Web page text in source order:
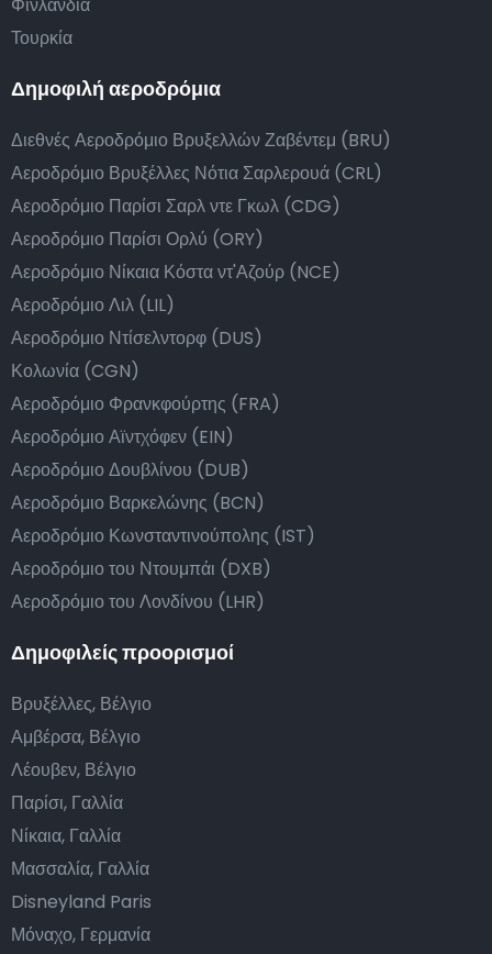
Τουρκία
Δημοφιλή αεροδρόμια
Διεθνές Αεροδρόμιο Βρυξελλών Ζαβέντεμ (BRU)
Αεροδρόμιο Βρυξέλλες Νότια Σαρλερουά (CRL)
Αεροδρόμιο Παρίσι Σαρλ ντε Γκωλ (CDG)
Αεροδρόμιο Παρίσι Ορλύ (ORY)
Αεροδρόμιο Νίκαια Κόστα ντ'Αζούρ (NCE)
Αεροδρόμιο Λιλ (LIL)
Αεροδρόμιο Ντίσελντορφ (DUS)
Κολωνία (CGN)
Αεροδρόμιο Φρανκφούρτης (FRA)
Αεροδρόμιο Αϊντχόφεν (EIN)
Αεροδρόμιο Δουβλίνου (DUB)
Αεροδρόμιο Βαρκελώνης (BCN)
Αεροδρόμιο Κωνσταντινούπολης (IST)
Αεροδρόμιο του Ντουμπάι (DXB)
Αεροδρόμιο του Λονδίνου (LHR)
Δημοφιλείς προορισμοί
Βρυξέλλες, Βέλγιο
Αμβέρσα, Βέλγιο
Λέουβεν, Βέλγιο
Παρίσι, Γαλλία
Νίκαια, Γαλλία
Μασσαλία, Γαλλία
Disneyland Paris
Μόναχο, Γερμανία